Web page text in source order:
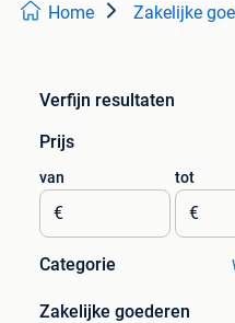
Home Zakelijke
Verfijn resultaten
Prijs
van
€
tot
€
Categorie
Zakelijke goederen